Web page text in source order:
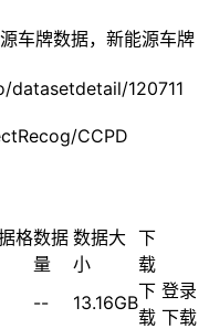
车牌数据，新能源车牌
120711
CCPD
格数据
量
数据大
小
下
载
-- 13.16GB
下
载
登录
下载